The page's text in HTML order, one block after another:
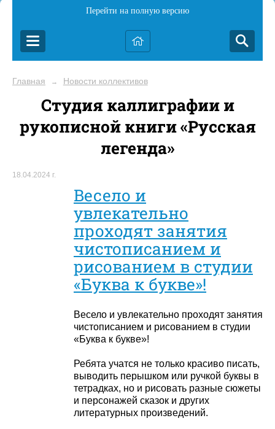
Перейти на полную версию
Главная → Новости коллективов
Студия каллиграфии и
рукописной книги «Русская
легенда»
18.04.2024 г.
Весело и
увлекательно
проходят занятия
чистописанием и
рисованием в студии
«Буква к букве»!
Весело и увлекательно проходят занятия
чистописанием и рисованием в студии
«Буква к букве»!
Ребята учатся не только красиво писать,
выводить перышком или ручкой буквы в
тетрадках, но и рисовать разные сюжеты
и персонажей сказок и других
литературных произведений.